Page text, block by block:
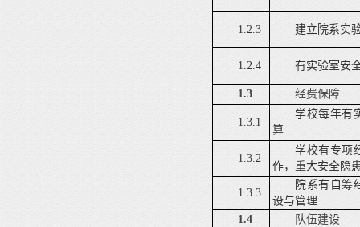
1.2.3 建立院系实
1.2.4 有实验室安
1.3 经费保障
1.3.1
学校每年有
算
1.3.2
学校有专项
作，重大安全隐
1.3.3
院系有自筹
设与管理
1.4
队伍建设